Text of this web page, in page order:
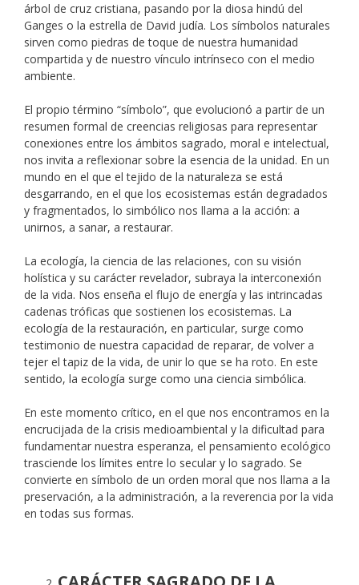
árbol de cruz cristiana, pasando por la diosa hindú del
Ganges o la estrella de David judía. Los símbolos naturales
sirven como piedras de toque de nuestra humanidad
compartida y de nuestro vínculo intrínseco con el medio
ambiente.
El propio término “símbolo”, que evolucionó a partir de un
resumen formal de creencias religiosas para representar
conexiones entre los ámbitos sagrado, moral e intelectual,
nos invita a reflexionar sobre la esencia de la unidad. En un
mundo en el que el tejido de la naturaleza se está
desgarrando, en el que los ecosistemas están degradados
y fragmentados, lo simbólico nos llama a la acción: a
unirnos, a sanar, a restaurar.
La ecología, la ciencia de las relaciones, con su visión
holística y su carácter revelador, subraya la interconexión
de la vida. Nos enseña el flujo de energía y las intrincadas
cadenas tróficas que sostienen los ecosistemas. La
ecología de la restauración, en particular, surge como
testimonio de nuestra capacidad de reparar, de volver a
tejer el tapiz de la vida, de unir lo que se ha roto. En este
sentido, la ecología surge como una ciencia simbólica.
En este momento crítico, en el que nos encontramos en la
encrucijada de la crisis medioambiental y la dificultad para
fundamentar nuestra esperanza, el pensamiento ecológico
trasciende los límites entre lo secular y lo sagrado. Se
convierte en símbolo de un orden moral que nos llama a la
preservación, a la administración, a la reverencia por la vida
en todas sus formas.